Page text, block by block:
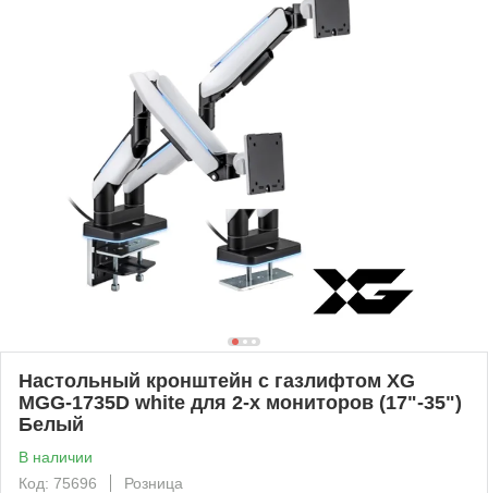
Настольный кронштейн с газлифтом XG
MGG-1735D white для 2-х мониторов (17"-35")
Белый
В наличии
Код: 75696
Розница